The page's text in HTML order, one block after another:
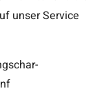
unser Service